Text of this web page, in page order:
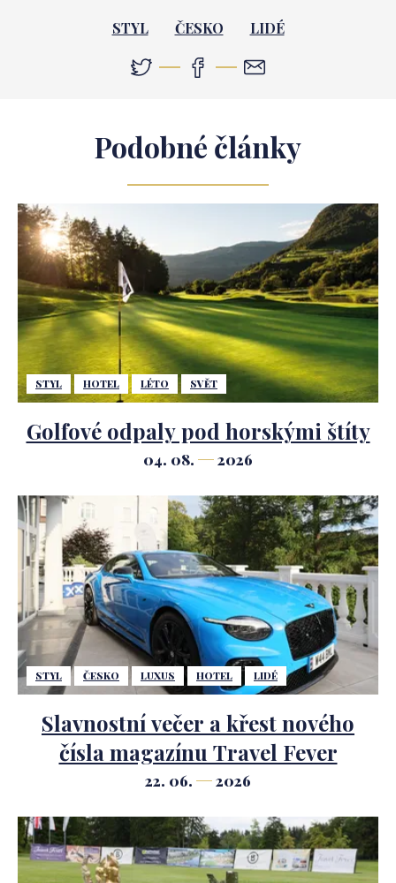
STYL ČESKO LIDÉ
Podobné články
STYL HOTEL LÉTO SVĚT
Golfové odpaly pod horskými štíty
04. 08. 2026
STYL ČESKO LUXUS HOTEL LIDÉ
Slavnostní večer a křest nového
čísla magazínu Travel Fever
22. 06. 2026